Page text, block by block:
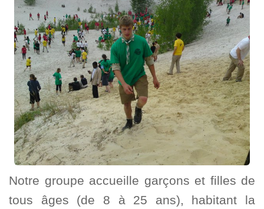
Notre groupe accueille garçons et filles de
tous âges (de 8 à 25 ans), habitant la